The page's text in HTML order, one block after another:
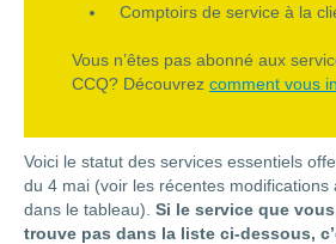
Comptoirs de service à la
Vous n’êtes pas abonné aux
CCQ? Découvrez comment vous
Voici le statut des services essentiels
du 4 mai (voir les récentes modifications
dans le tableau). Si le service que
trouve pas dans la liste ci-dessous,